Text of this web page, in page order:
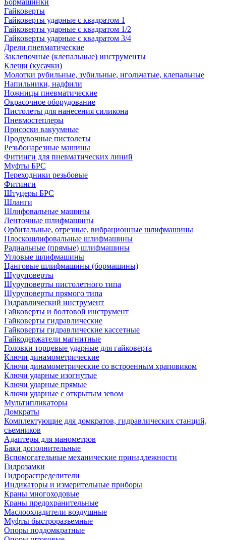
Бормашинки
Гайковерты
Гайковерты ударные с квадратом 1
Гайковерты ударные с квадратом 1/2
Гайковерты ударные с квадратом 3/4
Дрели пневматические
Заклепочные (клепальные) инструменты
Клещи (кусачки)
Молотки рубильные, зубильные, игольчатые, клепальные
Напильники, надфили
Ножницы пневматические
Окрасочное оборудование
Пистолеты для нанесения силикона
Пневмостеплеры
Присоски вакуумные
Продувочные пистолеты
Резьбонарезные машины
Фитинги для пневматических линий
Муфты БРС
Переходники резьбовые
Фитинги
Штуцеры БРС
Шланги
Шлифовальные машины
Ленточные шлифмашины
Орбитальные, отрезные, вибрационные шлифмашины
Плоскошлифовальные шлифмашины
Радиальные (прямые) шлифмашины
Угловые шлифмашины
Цанговые шлифмашины (бормашины)
Шуруповерты
Шуруповерты пистолетного типа
Шуруповерты прямого типа
Гидравлический инструмент
Гайковерты и болтовой инструмент
Гайковерты гидравлические
Гайковерты гидравлические кассетные
Гайкодержатели магнитные
Головки торцевые ударные для гайковерта
Ключи динамометрические
Ключи динамометрические со встроенным храповиком
Ключи ударные изогнутые
Ключи ударные прямые
Ключи ударные с открытым зевом
Мультипликаторы
Домкраты
Комплектующие для домкратов, гидравлических станций,
съемников
Адаптеры для манометров
Баки дополнительные
Вспомогательные механические принадлежности
Гидрозамки
Гидрораспределители
Индикаторы и измерительные приборы
Краны многоходовые
Краны предохранительные
Маслоохладители воздушные
Муфты быстроразъемные
Опоры поддомкратные